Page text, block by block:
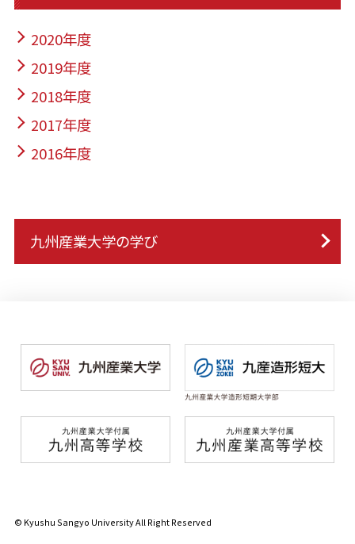
2020年度
2019年度
2018年度
2017年度
2016年度
九州産業大学の学び
© Kyushu Sangyo University All Right Reserved